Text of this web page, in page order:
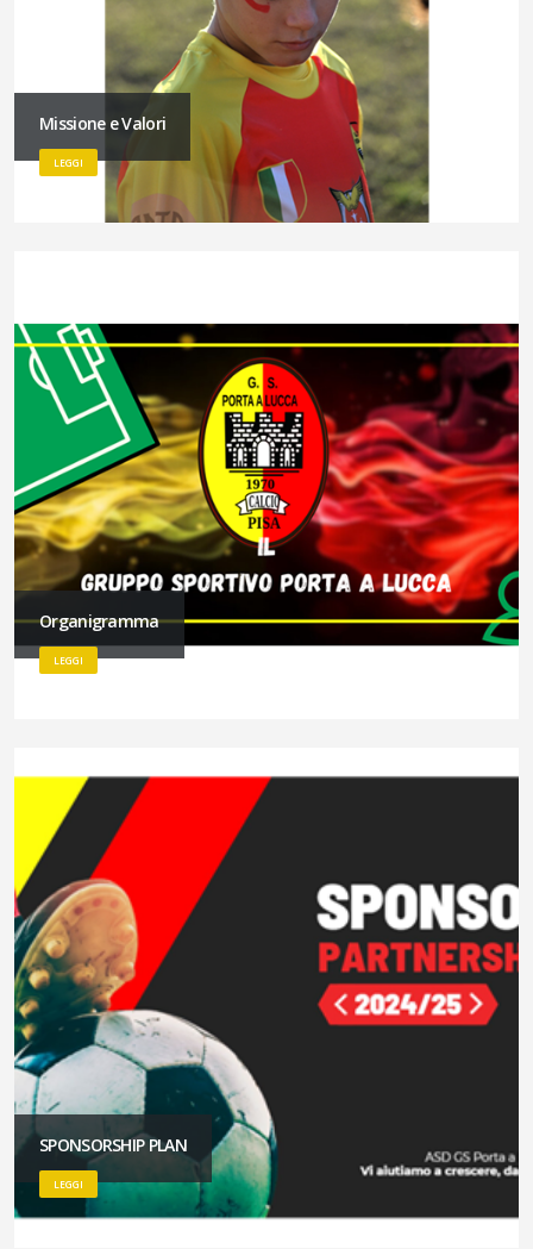
Missione e Valori
LEGGI
Organigramma
LEGGI
SPONSORSHIP PLAN
LEGGI